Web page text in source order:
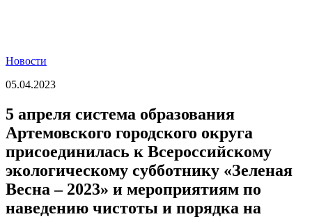
Новости
05.04.2023
5 апреля система образования
Артемовского городского округа
присоединилась к Всероссийскому
экологическому субботнику «Зеленая
Весна – 2023» и мероприятиям по
наведению чистоты и порядка на